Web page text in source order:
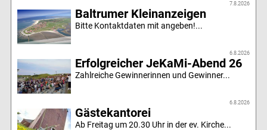
7.8.2026
Baltrumer Kleinanzeigen
Bitte Kontaktdaten mit angeben!...
6.8.2026
Erfolgreicher JeKaMi-Abend 26
Zahlreiche Gewinnerinnen und Gewinner...
6.8.2026
Gästekantorei
Ab Freitag um 20.30 Uhr in der ev. Kirche...